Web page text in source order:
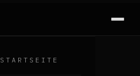
STARTSEITE